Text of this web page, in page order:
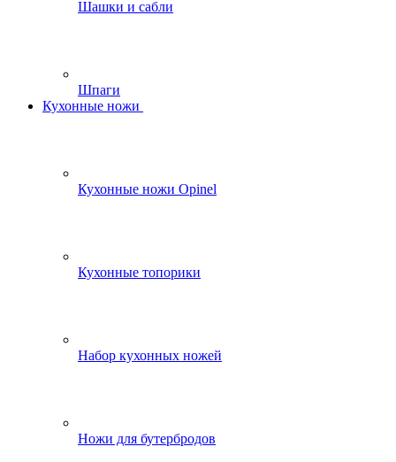
Шашки и сабли
Шпаги
Кухонные ножи
Кухонные ножи Opinel
Кухонные топорики
Набор кухонных ножей
Ножи для бутербродов